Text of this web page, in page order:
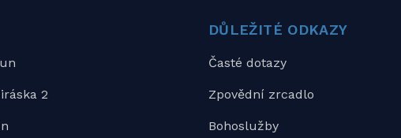
2
DŮLEŽITÉ ODKAZY
Časté dotazy
Zpovědní zrcadlo
Bohoslužby